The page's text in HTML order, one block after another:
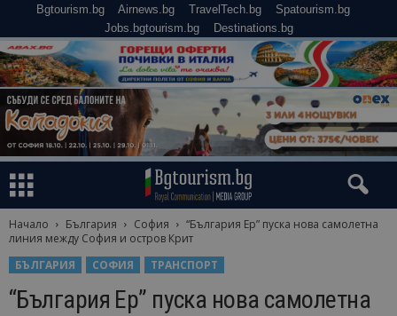
Bgtourism.bg Airnews.bg TravelTech.bg
Spatourism.bg
Jobs.bgtourism.bg
Destinations.bg
Начало България София
“България Ер” пуска нова самолетна
линия между София и остров Крит
БЪЛГАРИЯ
СОФИЯ ТРАНСПОРТ
“България Ер” пуска нова самолетна